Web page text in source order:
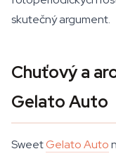
skutečný argument.
Chuťový a
Gelato Auto
SweetGelato Auto